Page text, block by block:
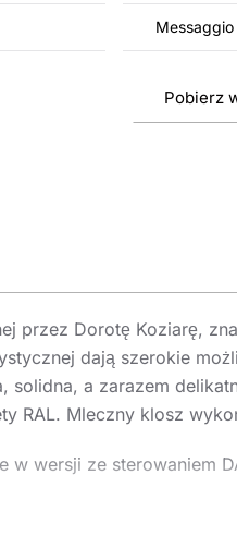
Pobierz
przez Dorotę Koziarę,
dają szerokie
solidna, a zarazem
RAL. Mleczny klosz
w wersji ze sterowaniem